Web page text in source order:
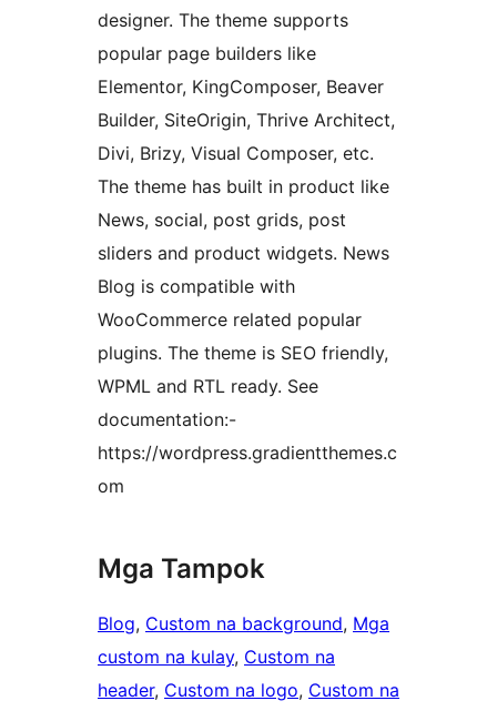
designer. The theme supports
popular page builders like
Elementor, KingComposer, Beaver
Builder, SiteOrigin, Thrive Architect,
Divi, Brizy, Visual Composer, etc.
The theme has built in product like
News, social, post grids, post
sliders and product widgets. News
Blog is compatible with
WooCommerce related popular
plugins. The theme is SEO friendly,
WPML and RTL ready. See
documentation:-
https://wordpress.gradientthemes.c
om
Mga Tampok
Blog, Custom na background, Mga
custom na kulay, Custom na
header, Custom na logo, Custom na